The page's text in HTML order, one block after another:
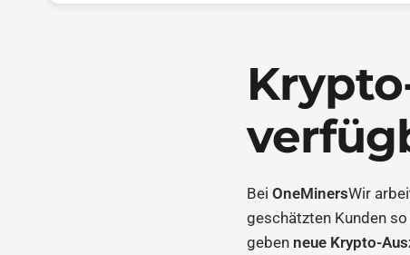
Bei OneMinersWir
geschätzten Kunden
geben neue Krypto-